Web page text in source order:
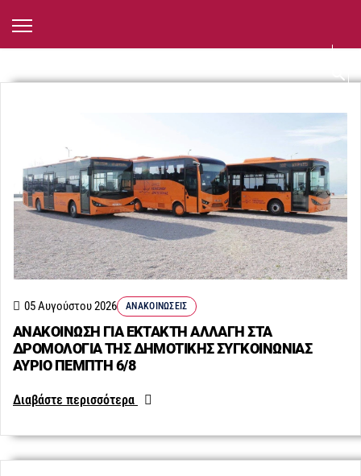
ΑΝΑΚΟΙΝΩΣΗ ΓΙΑ ΕΚΤΑΚΤΗ ΑΛΛΑΓΗ ΣΤΑ
ΔΡΟΜΟΛΟΓΙΑ ΤΗΣ ΔΗΜΟΤΙΚΗΣ ΣΥΓΚΟΙΝΩΝΙΑΣ
ΑΥΡΙΟ ΠΕΜΠΤΗ 6/8
05 Αυγούστου 2026 ΑΝΑΚΟΙΝΏΣΕΙΣ
Διαβάστε περισσότερα